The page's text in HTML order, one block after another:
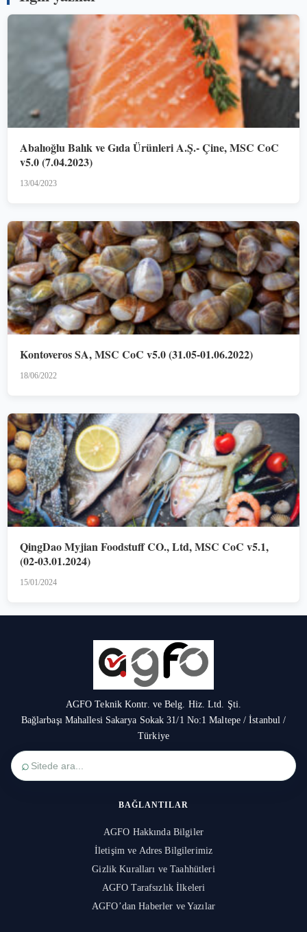
Abalıoğlu Balık ve Gıda Ürünleri A.Ş.- Çine, MSC CoC
v5.0 (7.04.2023)
13/04/2023
Kontoveros SA, MSC CoC v5.0 (31.05-01.06.2022)
18/06/2022
QingDao Myjian Foodstuff CO., Ltd, MSC CoC v5.1,
(02-03.01.2024)
15/01/2024
AGFO Teknik Kontr. ve Belg. Hiz. Ltd. Şti.
Bağlarbaşı Mahallesi Sakarya Sokak 31/1 No:1 Maltepe / İstanbul /
Türkiye
⌕
BAĞLANTILAR
AGFO Hakkında Bilgiler
İletişim ve Adres Bilgilerimiz
Gizlik Kuralları ve Taahhütleri
AGFO Tarafsızlık İlkeleri
AGFO’dan Haberler ve Yazılar